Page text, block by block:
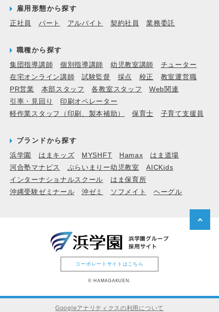
雇用形態から探す
正社員
パート アルバイト 契約社員 業務委託
職種から探す
集団指導講師
個別指導講師 幼児教室講師
チューター
在宅オンライン講師
試験監督 採点 校正
教室運営職
PR営業
本部スタッフ 各教室スタッフ
Web関連
引率・見回り
印刷オペレーター
軽作業スタッフ（印刷、製本補助）
保育士 子育て支援員
ブランドから探す
浜学園
はまキッズ MYSHFT Hamax
はま道場
河合塾マナビス
ぷらいまりー幼児教室
AICKids
インターナショナルスクール
はま保育所
沖縄受験ゼミナール
沖ゼミ ソフメイト ヘーグル
コーポレートサイトはこちら
© HAMAGAKUEN.
Googleアナリティクスの利用について